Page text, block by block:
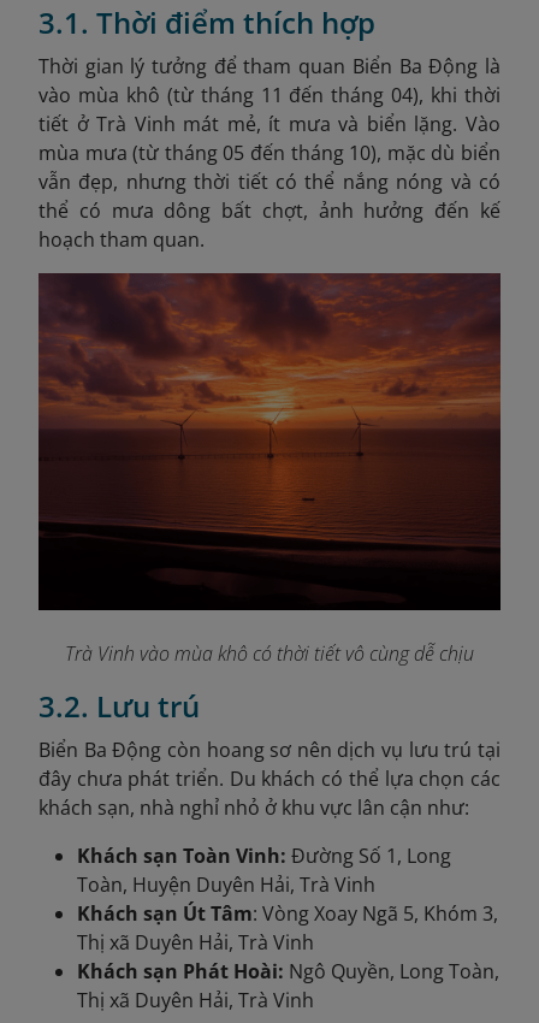
3.1. Thời điểm thích hợp
Thời gian lý tưởng để tham quan Biển Ba Động là
vào mùa khô (từ tháng 11 đến tháng 04), khi thời
tiết ở Trà Vinh mát mẻ, ít mưa và biển lặng. Vào
mùa mưa (từ tháng 05 đến tháng 10), mặc dù biển
vẫn đẹp, nhưng thời tiết có thể nắng nóng và có
thể có mưa dông bất chợt, ảnh hưởng đến kế
hoạch tham quan.
Trà Vinh vào mùa khô có thời tiết vô cùng dễ chịu
3.2. Lưu trú
Biển Ba Động còn hoang sơ nên dịch vụ lưu trú tại
đây chưa phát triển. Du khách có thể lựa chọn các
khách sạn, nhà nghỉ nhỏ ở khu vực lân cận như:
Khách sạn Toàn Vinh: Đường Số 1, Long
Toàn, Huyện Duyên Hải, Trà Vinh
Khách sạn Út Tâm: Vòng Xoay Ngã 5, Khóm 3,
Thị xã Duyên Hải, Trà Vinh
Khách sạn Phát Hoài: Ngô Quyền, Long Toàn,
Thị xã Duyên Hải, Trà Vinh